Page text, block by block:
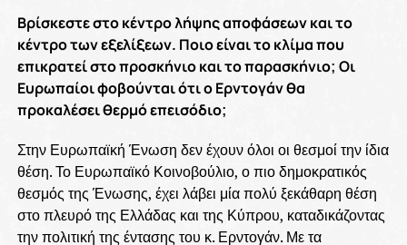
Βρίσκεστε στο κέντρο λήψης αποφάσεων και το
κέντρο των εξελίξεων. Ποιο είναι το κλίμα που
επικρατεί στο προσκήνιο και το παρασκήνιο; Οι
Ευρωπαίοι φοβούνται ότι ο Ερντογάν θα
προκαλέσει θερμό επεισόδιο;
Στην Ευρωπαϊκή Ένωση δεν έχουν όλοι οι θεσμοί την ίδια
θέση. Το Ευρωπαϊκό Κοινοβούλιο, ο πιο δημοκρατικός
θεσμός της Ένωσης, έχει λάβει μία πολύ ξεκάθαρη θέση
στο πλευρό της Ελλάδας και της Κύπρου, καταδικάζοντας
την πολιτική της έντασης του κ. Ερντογάν. Με τα